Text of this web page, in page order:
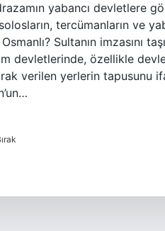
yabancı devletlere
tercümanların ve
Sultanın imzasını
devletlerinde, özellikle
verilen yerlerin tapusunu